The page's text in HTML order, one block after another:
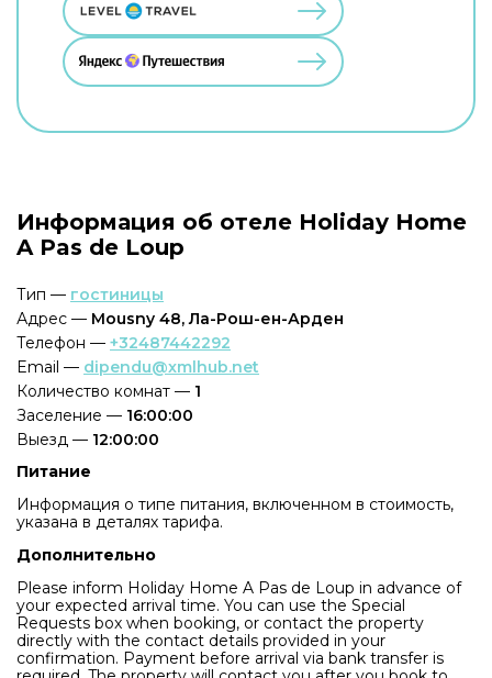
Информация об отеле Holiday Home
A Pas de Loup
Тип — гостиницы
Адрес — Mousny 48, Ла-Рош-ен-Арден
Телефон — +32487442292
Email — dipendu@xmlhub.net
Количество комнат — 1
Заселение — 16:00:00
Выезд — 12:00:00
Питание
Информация о типе питания, включенном в стоимость,
указана в деталях тарифа.
Дополнительно
Please inform Holiday Home A Pas de Loup in advance of
your expected arrival time. You can use the Special
Requests box when booking, or contact the property
directly with the contact details provided in your
confirmation. Payment before arrival via bank transfer is